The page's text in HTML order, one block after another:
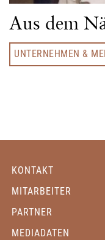
Aus dem
UNTERNEHMEN &
KONTAKT
MITARBEITER
PARTNER
MEDIADATEN